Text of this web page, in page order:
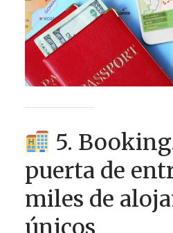
5.
puerta de
miles de